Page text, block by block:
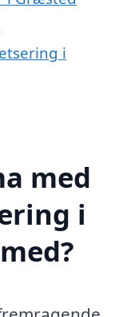
i
med
i